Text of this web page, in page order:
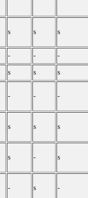
s s s
- - -
s s s
- - -
s s s
s - s
- s -